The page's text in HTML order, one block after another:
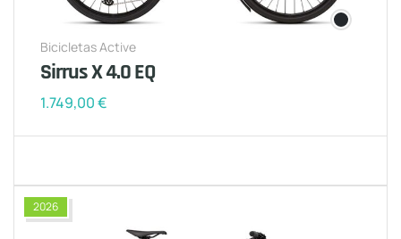
Bicicletas Active
Sirrus X 4.0 EQ
1.749,00€
2026